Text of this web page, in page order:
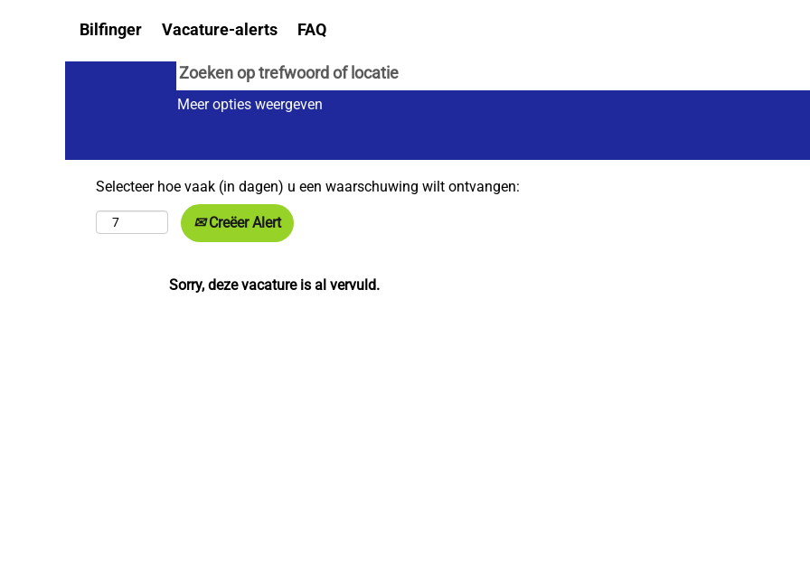
Bilfinger Vacature-alerts FAQ
Meer opties weergeven
Selecteer hoe vaak (in dagen) u een waarschuwing wilt ontvangen:
Creëer Alert
Sorry, deze vacature is al vervuld.